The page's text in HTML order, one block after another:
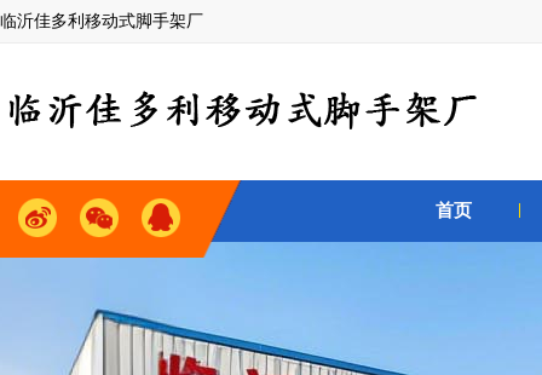
临沂佳多利移动式脚手架厂
首页